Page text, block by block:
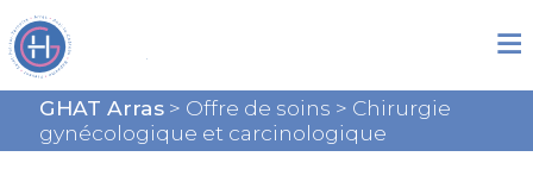
GHAT Arras> Offre de soins > Chirurgie
gynécologique et carcinologique